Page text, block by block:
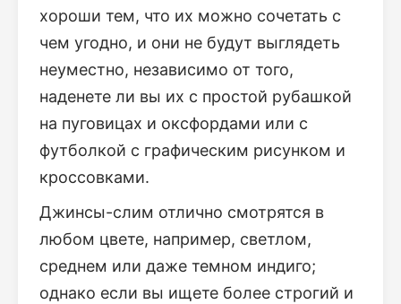
хороши тем, что их можно сочетать с
чем угодно, и они не будут выглядеть
неуместно, независимо от того,
наденете ли вы их с простой рубашкой
на пуговицах и оксфордами или с
футболкой с графическим рисунком и
кроссовками.
Джинсы-слим отлично смотрятся в
любом цвете, например, светлом,
среднем или даже темном индиго;
однако если вы ищете более строгий и